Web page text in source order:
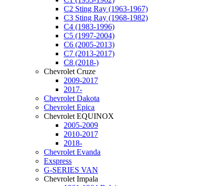
C2 Sting Ray (1963-1967)
C3 Sting Ray (1968-1982)
C4 (1983-1996)
C5 (1997-2004)
C6 (2005-2013)
C7 (2013-2017)
C8 (2018-)
Chevrolet Cruze
2009-2017
2017-
Chevrolet Dakota
Chevrolet Epica
Chevrolet EQUINOX
2005-2009
2010-2017
2018-
Chevrolet Evanda
Exspress
G-SERIES VAN
Chevrolet Impala